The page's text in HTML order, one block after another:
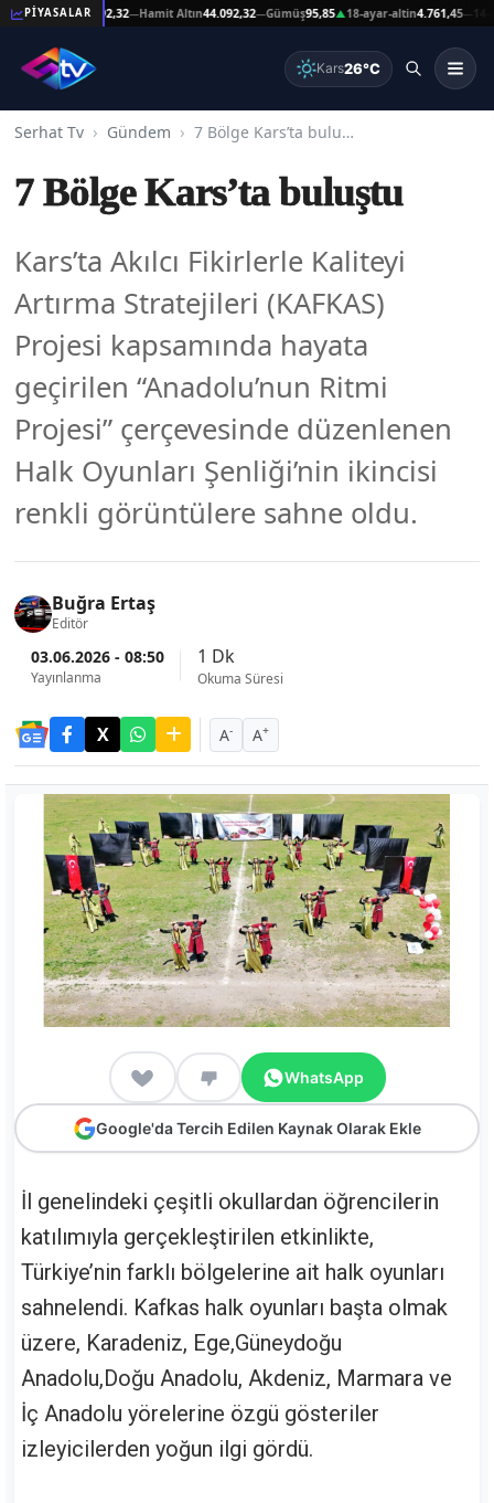
PİYASALAR
Altın44.092,32 —Hamit Altın44.092,32—Gümüş95,85▲18-ayar-altin4.761,45—14-ayar-
Kars26°C
Serhat Tv Gündem 7 Bölge Kars’ta buluştu
7 Bölge Kars’ta buluştu
Kars’ta Akılcı Fikirlerle Kaliteyi
Artırma Stratejileri (KAFKAS)
Projesi kapsamında hayata
geçirilen “Anadolu’nun Ritmi
Projesi” çerçevesinde düzenlenen
Halk Oyunları Şenliği’nin ikincisi
renkli görüntülere sahne oldu.
Buğra Ertaş
Editör
03.06.2026 - 08:50
Yayınlanma
1 Dk
Okuma Süresi
A- A+
WhatsApp
Google'da Tercih Edilen Kaynak Olarak Ekle
İl genelindeki çeşitli okullardan öğrencilerin
katılımıyla gerçekleştirilen etkinlikte,
Türkiye’nin farklı bölgelerine ait halk oyunları
sahnelendi. Kafkas halk oyunları başta olmak
üzere, Karadeniz, Ege,Güneydoğu
Anadolu,Doğu Anadolu, Akdeniz, Marmara ve
İç Anadolu yörelerine özgü gösteriler
izleyicilerden yoğun ilgi gördü.